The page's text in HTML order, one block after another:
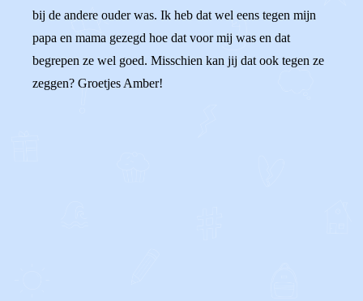
bij de andere ouder was. Ik heb dat wel eens tegen mijn
papa en mama gezegd hoe dat voor mij was en dat
begrepen ze wel goed. Misschien kan jij dat ook tegen ze
zeggen? Groetjes Amber!